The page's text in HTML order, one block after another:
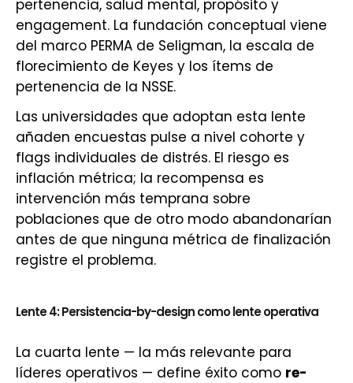
pertenencia, salud mental, propósito y
engagement. La fundación conceptual viene
del marco PERMA de Seligman, la escala de
florecimiento de Keyes y los ítems de
pertenencia de la NSSE.
Las universidades que adoptan esta lente
añaden encuestas pulse a nivel cohorte y
flags individuales de distrés. El riesgo es
inflación métrica; la recompensa es
intervención más temprana sobre
poblaciones que de otro modo abandonarían
antes de que ninguna métrica de finalización
registre el problema.
Lente 4: Persistencia-by-design como lente operativa
La cuarta lente — la más relevante para
líderes operativos — define éxito como re-